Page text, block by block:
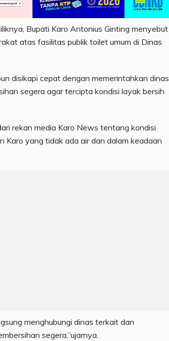
Bupati Karo Antonius Ginting menyebut
atas fasilitas publik toilet umum di Dinas
disikapi cepat dengan memerintahkan dinas
segera agar tercipta kondisi layak bersih
rekan media Karo News tentang kondisi
Karo yang tidak ada air dan dalam keadaan
menghubungi dinas terkait dan
segera,”ujarnya.